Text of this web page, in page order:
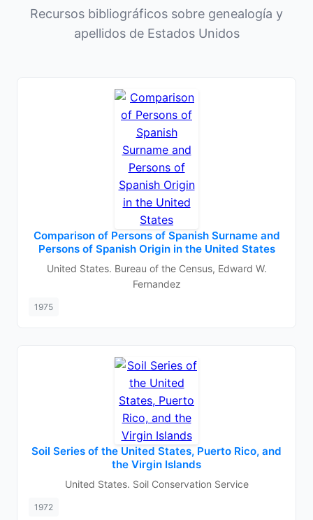
Recursos bibliográficos sobre genealogía y
apellidos de Estados Unidos
Comparison of Persons of Spanish Surname and
Persons of Spanish Origin in the United States
United States. Bureau of the Census, Edward W.
Fernandez
1975
Soil Series of the United States, Puerto Rico, and
the Virgin Islands
United States. Soil Conservation Service
1972